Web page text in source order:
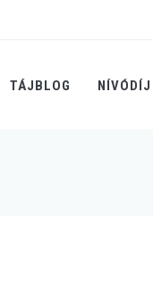
TÁJBLOG NÍVÓDÍJ